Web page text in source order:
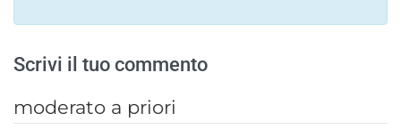
Scrivi il tuo commento
moderato a priori